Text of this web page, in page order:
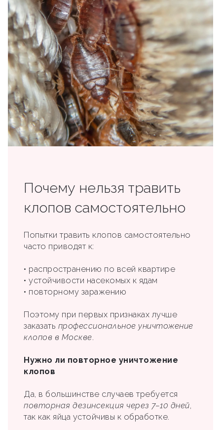
Почему нельзя травить
клопов самостоятельно
Попытки травить клопов самостоятельно
часто приводят к:
• распространению по всей квартире
• устойчивости насекомых к ядам
• повторному заражению
Поэтому при первых признаках лучше
заказать профессиональное уничтожение
клопов в Москве.
Нужно ли повторное уничтожение
клопов
Да, в большинстве случаев требуется
повторная дезинсекция через 7–10 дней,
так как яйца устойчивы к обработке.